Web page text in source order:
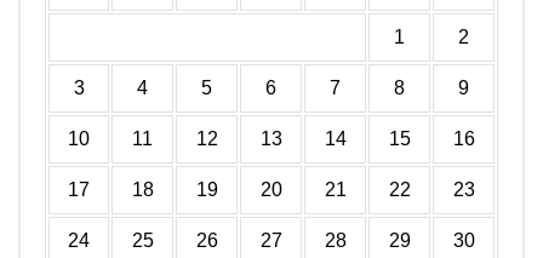
1 2
3 4 5 6 7 8 9
10 11 12 13 14 15 16
17 18 19 20 21 22 23
24 25 26 27 28 29 30